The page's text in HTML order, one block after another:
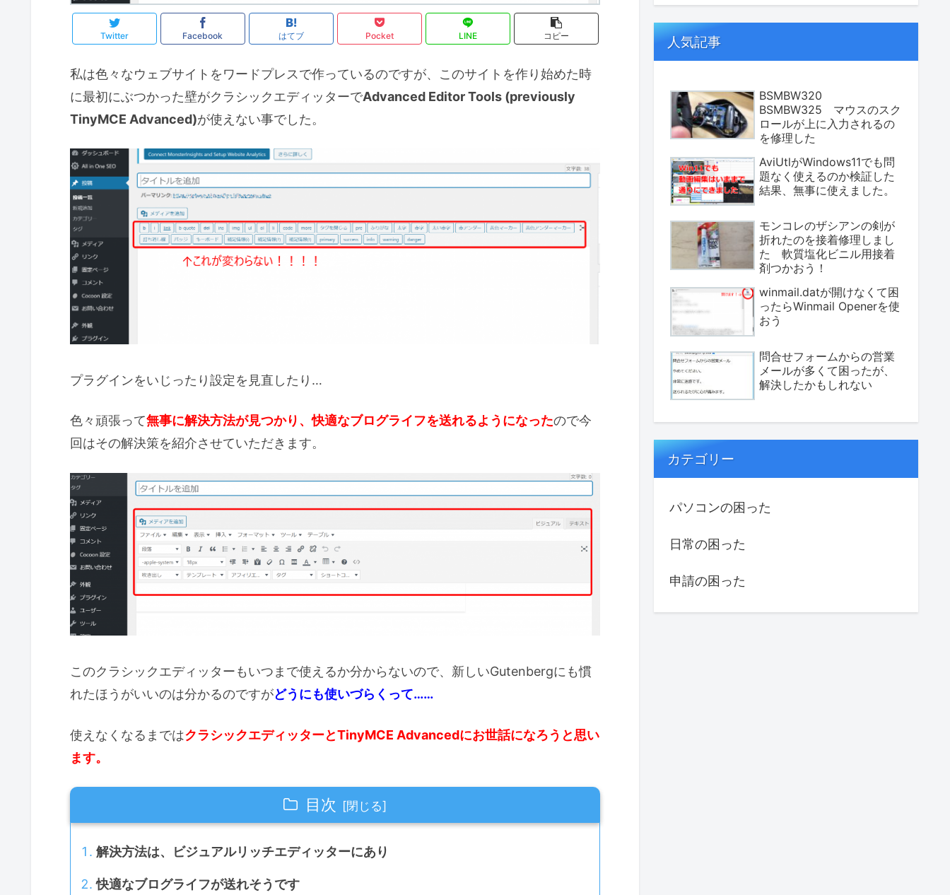
Twitter Facebook はてブ Pocket LINE コピー
私は色々なウェブサイトをワードプレスで作っているのですが、このサイトを作り始めた時
に最初にぶつかった壁がクラシックエディッターでAdvanced Editor Tools (previously
TinyMCE Advanced)が使えない事でした。
プラグインをいじったり設定を見直したり…
色々頑張って無事に解決方法が見つかり、快適なブログライフを送れるようになったので今
回はその解決策を紹介させていただきます。
このクラシックエディッターもいつまで使えるか分からないので、新しいGutenbergにも慣
れたほうがいいのは分かるのですがどうにも使いづらくって……
使えなくなるまではクラシックエディッターとTinyMCE Advancedにお世話になろうと思い
ます。
目次
解決方法は、ビジュアルリッチエディッターにあり
快適なブログライフが送れそうです
人気記事
BSMBW320
BSMBW325 マウスのスク
ロールが上に入力されるの
を修理した
AviUtlがWindows11でも問
題なく使えるのか検証した
結果、無事に使えました。
モンコレのザシアンの剣が
折れたのを接着修理しまし
た 軟質塩化ビニル用接着
剤つかおう！
winmail.datが開けなくて困
ったらWinmail Openerを使
おう
問合せフォームからの営業
メールが多くて困ったが、
解決したかもしれない
カテゴリー
パソコンの困った
日常の困った
申請の困った